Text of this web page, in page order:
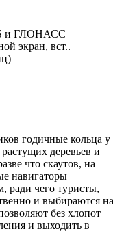
и ГЛОНАСС
экран, вст..
годичные кольца у
деревьев и
что скаутов, на
навигаторы
ради чего туристы,
и выбираются на
без хлопот
и выходить в